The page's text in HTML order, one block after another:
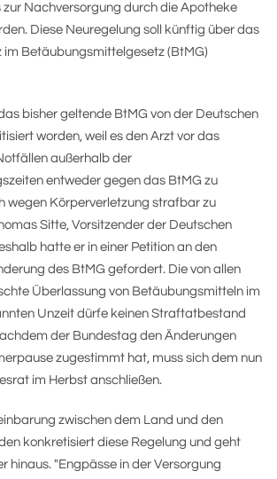
zur Nachversorgung durch die Apotheke
Diese Neuregelung soll künftig über das
Betäubungsmittelgesetz (BtMG)
bisher geltende BtMG von der Deutschen
worden, weil es den Arzt vor das
außerhalb der
entweder gegen das BtMG zu
wegen Körperverletzung strafbar zu
Sitte, Vorsitzender der Deutschen
hatte er in einer Petition an den
des BtMG gefordert. Die von allen
Überlassung von Betäubungsmitteln im
Unzeit dürfe keinen Straftatbestand
der Bundestag den Änderungen
zugestimmt hat, muss sich dem nun
im Herbst anschließen.
zwischen dem Land und den
konkretisiert diese Regelung und geht
hinaus. "Engpässe in der Versorgung